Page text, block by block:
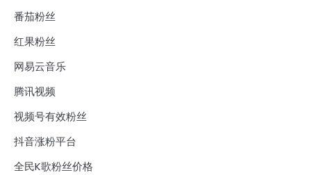
番茄粉丝
红果粉丝
网易云音乐
腾讯视频
视频号有效粉丝
抖音涨粉平台
全民K歌粉丝价格